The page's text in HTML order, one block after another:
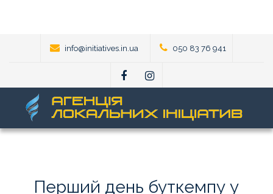
info@initiatives.in.ua 050 83 76 941
Перший день буткемпу у